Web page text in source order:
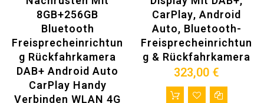
Unser erfahrenes Team steht Ihnen zur Verfügung, um
sicherzustellen, dass dieses Radio perfekt zu Ihrem Fahrzeug passt.
Wenn Sie unsicher sind, ob dieses Radio mit Ihrem Auto kompatibel
ist,
bitte senden Sie uns die folgenden Informationen zu:
1. Ihr Fahrzeugmodell und Baujahr
8GB+256GB
Bluetooth
Freisprecheinrichtun
G​ Rückfahrkamera
DAB+ Android Auto
CarPlay Handy
CarPlay, Android
Auto, Bluetooth-
Freisprecheinrichtun
G & Rückfahrkamera
323,00 €